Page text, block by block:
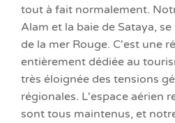
tout à fait normalement.
Alam et la baie de Sataya,
de la mer Rouge. C'est une
entièrement dédiée au
très éloignée des tensions
régionales. L'espace aérien
sont tous maintenus, et